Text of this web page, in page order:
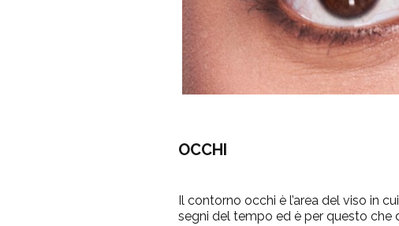
OCCHI
Il contorno occhi è l’area del viso in
segni del tempo ed è per questo che